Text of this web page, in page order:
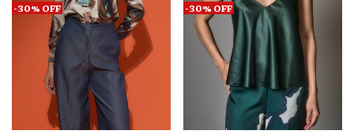
-30% OFF -30% OFF